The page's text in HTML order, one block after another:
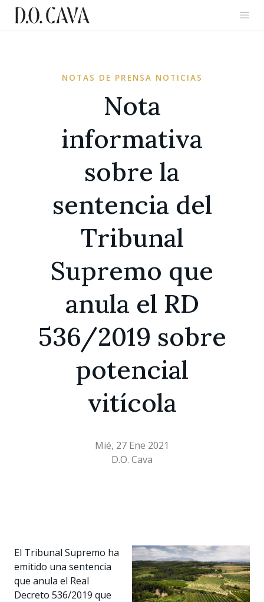
NOTAS DE PRENSA NOTICIAS
Nota
informativa
sobre la
sentencia del
Tribunal
Supremo que
anula el RD
536/2019 sobre
potencial
vitícola
Mié, 27 Ene 2021
D.O. Cava
El Tribunal Supremo ha
emitido una sentencia
que anula el Real
Decreto 536/2019 que